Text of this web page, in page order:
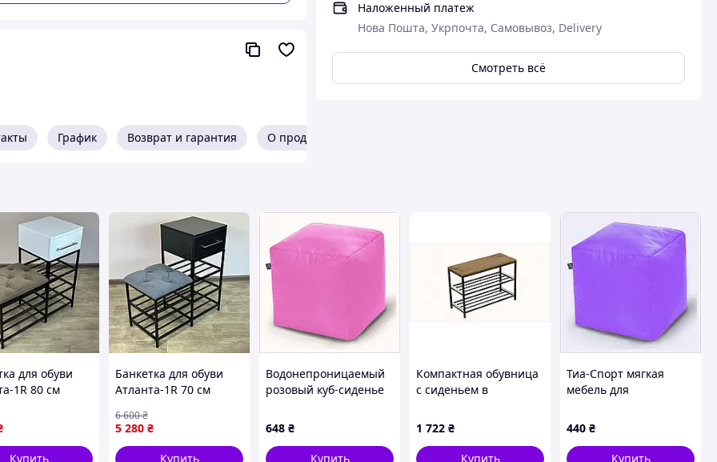
Наложенный платеж
Нова Пошта, Укрпочта, Самовывоз, Delivery
Смотреть всё
в прихожую
График Возврат и гарантия О продавце
для обуви
1R 80 см
1-3-9005
Купить
Банкетка для обуви
Атланта-1R 70 см
7-5-9005 AllInOne -
market-without-
queues-
5 280 ₴
6 600₴
Купить
Водонепроницаемый
розовый куб-сиденье
8700P89CE3
648 ₴
Купить
Компактная обувница
с сиденьем в
черная 23363BM60
1 722 ₴
Купить
Тиа-Спорт мягкая
мебель для
8T70086A1
440 ₴
Купить